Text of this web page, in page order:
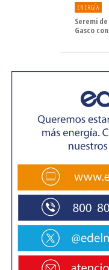
se vuelve cada vez
ENERGÍA
Seremi
Gasco